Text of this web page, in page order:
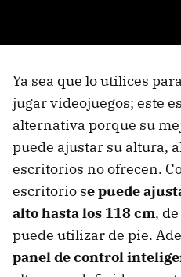
Ya sea que lo utilices
jugar videojuegos; este
alternativa porque su
puede ajustar su altura,
escritorios no ofrecen.
escritorio se puede
alto hasta los 118 cm,
puede utilizar de pie.
panel de control